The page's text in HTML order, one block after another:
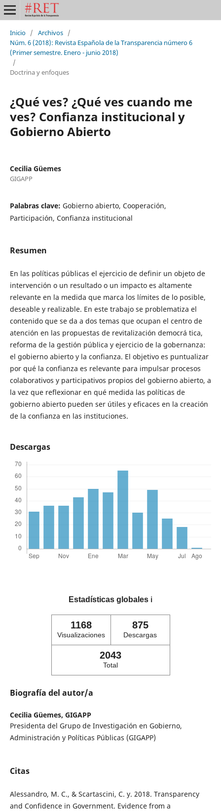
Inicio / Archivos /
Núm. 6 (2018): Revista Española de la Transparencia número 6
(Primer semestre. Enero - junio 2018)
/
Doctrina y enfoques
¿Qué ves? ¿Qué ves cuando me
ves? Confianza institucional y
Gobierno Abierto
Cecilia Güemes
GIGAPP
Palabras clave: Gobierno abierto, Cooperación,
Participación, Confianza institucional
Resumen
En las políticas públicas el ejercicio de definir un objeto de
intervención o un resultado o un impacto es altamente
relevante en la medida que marca los límites de lo posible,
deseable y realizable. En este trabajo se problematiza el
contenido que se da a dos temas que ocupan el centro de
atención en las propuestas de revitalización democrá tica,
reforma de la gestión pública y ejercicio de la gobernanza:
el gobierno abierto y la confianza. El objetivo es puntualizar
por qué la confianza es relevante para impulsar procesos
colaborativos y participativos propios del gobierno abierto, a
la vez que reflexionar en qué medida las políticas de
gobierno abierto pueden ser útiles y eficaces en la creación
de la confianza en las instituciones.
Descargas
Estadísticas globales ℹ️
1168
Visualizaciones
875
Descargas
2043
Total
Biografía del autor/a
Cecilia Güemes, GIGAPP
Presidenta del Grupo de Investigación en Gobierno,
Administración y Políticas Públicas (GIGAPP)
Citas
Alessandro, M. C., & Scartascini, C. y. 2018. Transparency
and Confidence in Government. Evidence from a